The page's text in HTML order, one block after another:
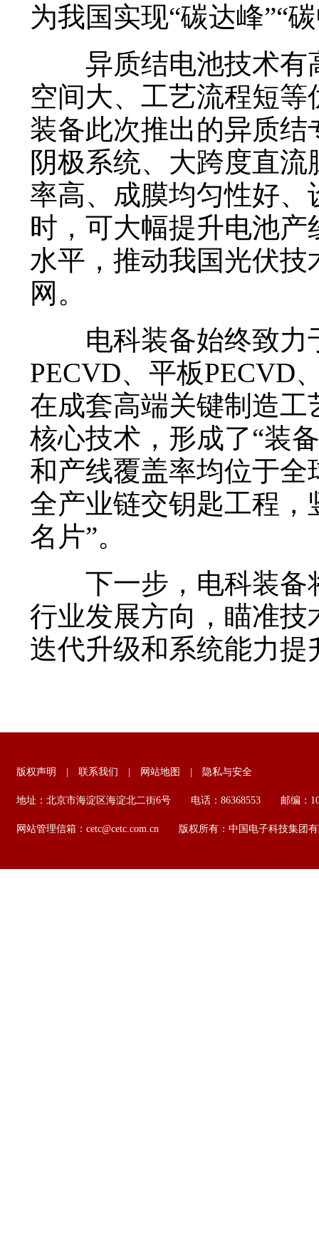
为我国实现“碳达峰”“
异质结电池技术有
空间大、工艺流程短
装备此次推出的异质
阴极系统、大跨度直
率高、成膜均匀性好、
时，可大幅提升电池
水平，推动我国光伏
网。
电科装备始终致力
PECVD、平板PECVD
在成套高端关键制造
核心技术，形成了“装
和产线覆盖率均位于
全产业链交钥匙工程
名片”。
下一步，电科装备
行业发展方向，瞄准
迭代升级和系统能力
版权声明 联系我们 网站地图 隐私与安全
地址：北京市海淀区海淀北二街6号 电话：86368553 邮编：
网站管理信箱：cetc@cetc.com.cn 版权所有：中国电子科技集团